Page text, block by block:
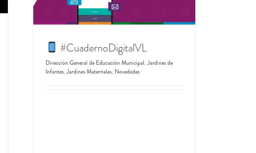
#CuadernoDigitalVL
Dirección General de Educación Municipal, Jardines de
Infantes, Jardines Maternales, Novedades